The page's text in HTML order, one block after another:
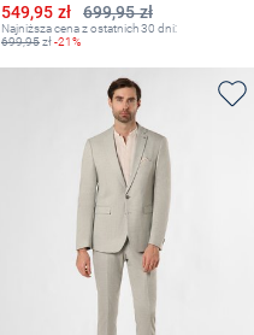
699,95 zł
Obniżona cena
549,95 zł
Najniższa cena z ostatnich 30 dni:
699,95zł-21%